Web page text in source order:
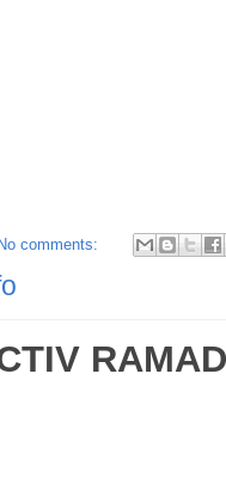
comments: